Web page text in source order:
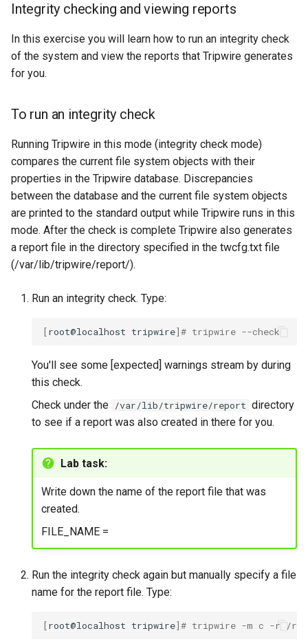
Integrity checking and viewing reports
In this exercise you will learn how to run an integrity check
of the system and view the reports that Tripwire generates
for you.
To run an integrity check
Running Tripwire in this mode (integrity check mode)
compares the current file system objects with their
properties in the Tripwire database. Discrepancies
between the database and the current file system objects
are printed to the standard output while Tripwire runs in this
mode. After the check is complete Tripwire also generates
a report file in the directory specified in the twcfg.txt file
(/var/lib/tripwire/report/).
Run an integrity check. Type:
[root@localhost tripwire]# tripwire --check
You'll see some [expected] warnings stream by during
this check.
Check under the /var/lib/tripwire/report directory
to see if a report was also created in there for you.
Lab task:
Write down the name of the report file that was
created.
FILE_NAME =
Run the integrity check again but manually specify a file
name for the report file. Type:
[root@localhost tripwire]# tripwire -m c -r /